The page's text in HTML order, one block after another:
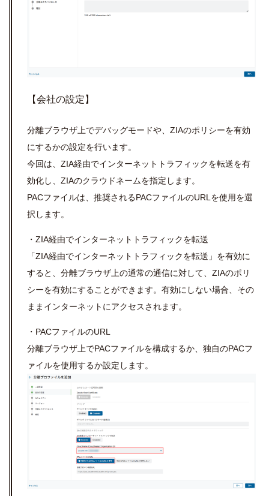
【会社の設定】
分離ブラウザ上でデバッグモードや、ZIAのポリシーを有効
にするかの設定を行います。
今回は、ZIA経由でインターネットトラフィックを転送を有
効化し、ZIAのクラウドネームを指定します。
PACファイルは、推奨されるPACファイルのURLを使用を選
択します。
・ZIA経由でインターネットトラフィックを転送
「ZIA経由でインターネットトラフィックを転送」を有効に
すると、分離ブラウザ上の通常の通信に対して、ZIAのポリ
シーを有効にすることができます。有効にしない場合、その
ままインターネットにアクセスされます。
・PACファイルのURL
分離ブラウザ上でPACファイルを構成するか、独自のPACフ
ァイルを使用するか設定します。